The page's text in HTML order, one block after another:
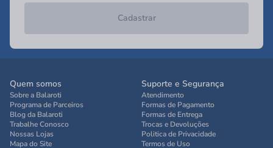
Cadastrar
Quem somos
Sobre a Balaroti
Programa de Parceiros
Blog da Balaroti
Trabalhe Conosco
Nossas Lojas
Mapa do Site
Suporte e Segurança
Atendimento
Formas de Pagamento
Formas de Entrega
Trocas e Devoluções
Politica de Privacidade
Termos de Uso